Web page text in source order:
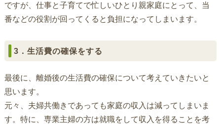
ですが、仕事と子育てで忙しいひとり親家庭にとって、当
番などの役割が回ってくると負担になってしまいます。
3．生活費の確保をする
最後に、離婚後の生活費の確保について考えていきたいと
思います。
元々、夫婦共働きであっても家庭の収入は減ってしまいま
す。特に、専業主婦の方は就職をして収入を得ることを考